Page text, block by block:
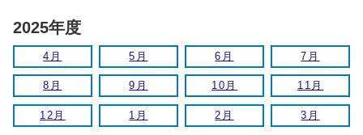
2025年度
4月 5月 6月 7月
8月 9月 10月 11月
12月 1月 2月 3月